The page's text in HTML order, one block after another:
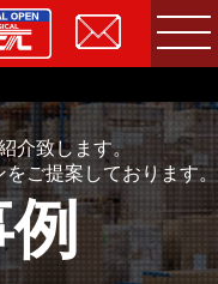
介致します。
ご提案しております。